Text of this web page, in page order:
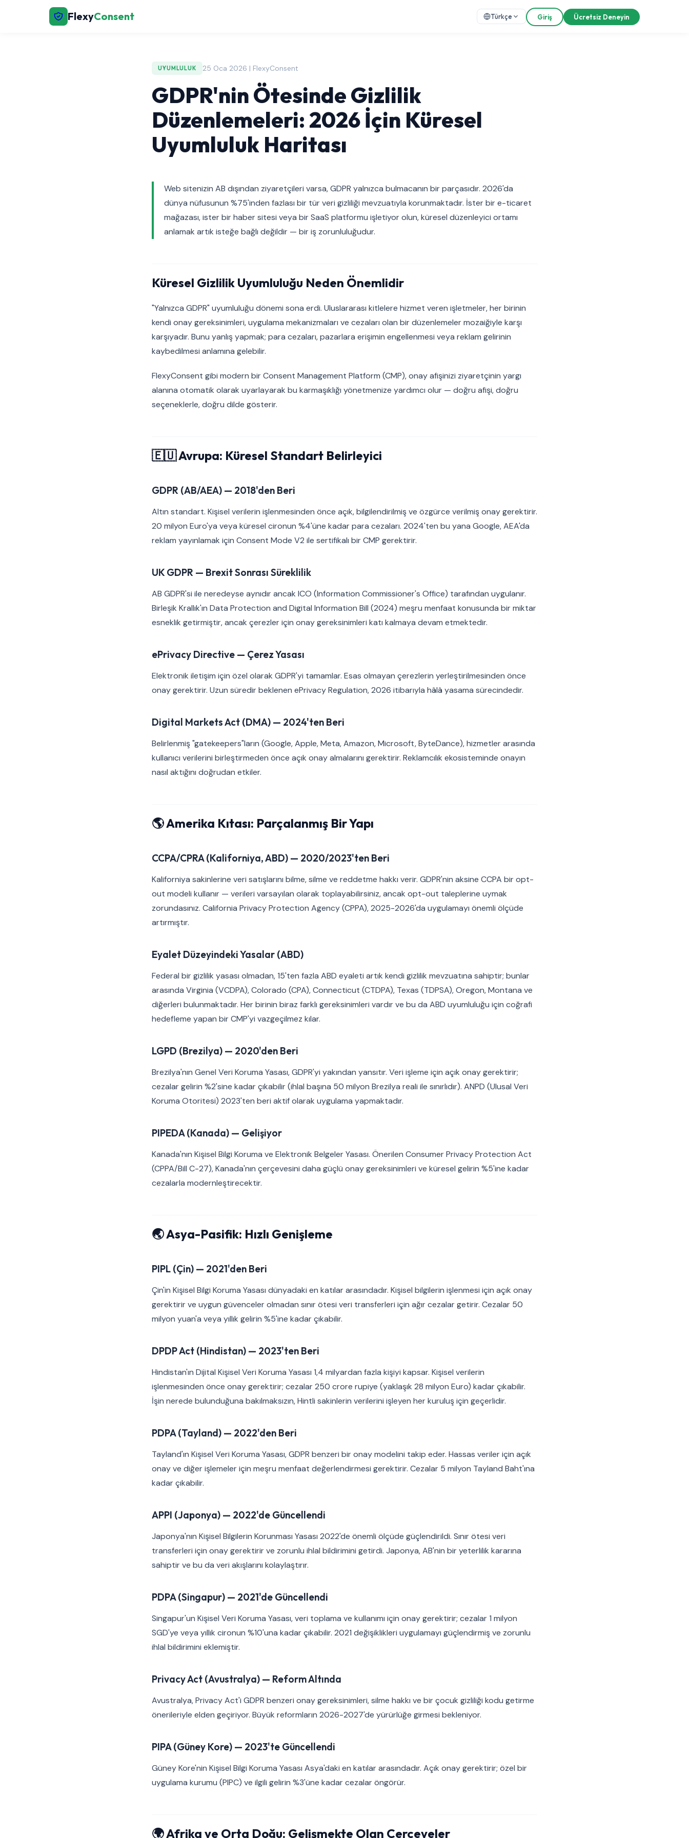
FlexyConsent Türkçe Giriş Ücretsiz Deneyin
UYUMLULUK 25 Oca 2026 | FlexyConsent
GDPR'nin Ötesinde Gizlilik
Düzenlemeleri: 2026 İçin Küresel
Uyumluluk Haritası
Web sitenizin AB dışından ziyaretçileri varsa, GDPR yalnızca bulmacanın bir parçasıdır. 2026'da
dünya nüfusunun %75'inden fazlası bir tür veri gizliliği mevzuatıyla korunmaktadır. İster bir e-ticaret
mağazası, ister bir haber sitesi veya bir SaaS platformu işletiyor olun, küresel düzenleyici ortamı
anlamak artık isteğe bağlı değildir — bir iş zorunluluğudur.
Küresel Gizlilik Uyumluluğu Neden Önemlidir
"Yalnızca GDPR" uyumluluğu dönemi sona erdi. Uluslararası kitlelere hizmet veren işletmeler, her birinin
kendi onay gereksinimleri, uygulama mekanizmaları ve cezaları olan bir düzenlemeler mozaiğiyle karşı
karşıyadır. Bunu yanlış yapmak; para cezaları, pazarlara erişimin engellenmesi veya reklam gelirinin
kaybedilmesi anlamına gelebilir.
FlexyConsent gibi modern bir Consent Management Platform (CMP), onay afişinizi ziyaretçinin yargı
alanına otomatik olarak uyarlayarak bu karmaşıklığı yönetmenize yardımcı olur — doğru afişi, doğru
seçeneklerle, doğru dilde gösterir.
🇪🇺 Avrupa: Küresel Standart Belirleyici
GDPR (AB/AEA) — 2018'den Beri
Altın standart. Kişisel verilerin işlenmesinden önce açık, bilgilendirilmiş ve özgürce verilmiş onay gerektirir.
20 milyon Euro'ya veya küresel cironun %4'üne kadar para cezaları. 2024'ten bu yana Google, AEA'da
reklam yayınlamak için Consent Mode V2 ile sertifikalı bir CMP gerektirir.
UK GDPR — Brexit Sonrası Süreklilik
AB GDPR'si ile neredeyse aynıdır ancak ICO (Information Commissioner's Office) tarafından uygulanır.
Birleşik Krallık'ın Data Protection and Digital Information Bill (2024) meşru menfaat konusunda bir miktar
esneklik getirmiştir, ancak çerezler için onay gereksinimleri katı kalmaya devam etmektedir.
ePrivacy Directive — Çerez Yasası
Elektronik iletişim için özel olarak GDPR'yi tamamlar. Esas olmayan çerezlerin yerleştirilmesinden önce
onay gerektirir. Uzun süredir beklenen ePrivacy Regulation, 2026 itibarıyla hâlâ yasama sürecindedir.
Digital Markets Act (DMA) — 2024'ten Beri
Belirlenmiş "gatekeepers"ların (Google, Apple, Meta, Amazon, Microsoft, ByteDance), hizmetler arasında
kullanıcı verilerini birleştirmeden önce açık onay almalarını gerektirir. Reklamcılık ekosisteminde onayın
nasıl aktığını doğrudan etkiler.
🌎 Amerika Kıtası: Parçalanmış Bir Yapı
CCPA/CPRA (Kaliforniya, ABD) — 2020/2023'ten Beri
Kaliforniya sakinlerine veri satışlarını bilme, silme ve reddetme hakkı verir. GDPR'nin aksine CCPA bir opt-
out modeli kullanır — verileri varsayılan olarak toplayabilirsiniz, ancak opt-out taleplerine uymak
zorundasınız. California Privacy Protection Agency (CPPA), 2025-2026'da uygulamayı önemli ölçüde
artırmıştır.
Eyalet Düzeyindeki Yasalar (ABD)
Federal bir gizlilik yasası olmadan, 15'ten fazla ABD eyaleti artık kendi gizlilik mevzuatına sahiptir; bunlar
arasında Virginia (VCDPA), Colorado (CPA), Connecticut (CTDPA), Texas (TDPSA), Oregon, Montana ve
diğerleri bulunmaktadır. Her birinin biraz farklı gereksinimleri vardır ve bu da ABD uyumluluğu için coğrafi
hedefleme yapan bir CMP'yi vazgeçilmez kılar.
LGPD (Brezilya) — 2020'den Beri
Brezilya'nın Genel Veri Koruma Yasası, GDPR'yi yakından yansıtır. Veri işleme için açık onay gerektirir;
cezalar gelirin %2'sine kadar çıkabilir (ihlal başına 50 milyon Brezilya reali ile sınırlıdır). ANPD (Ulusal Veri
Koruma Otoritesi) 2023'ten beri aktif olarak uygulama yapmaktadır.
PIPEDA (Kanada) — Gelişiyor
Kanada'nın Kişisel Bilgi Koruma ve Elektronik Belgeler Yasası. Önerilen Consumer Privacy Protection Act
(CPPA/Bill C-27), Kanada'nın çerçevesini daha güçlü onay gereksinimleri ve küresel gelirin %5'ine kadar
cezalarla modernleştirecektir.
🌏 Asya-Pasifik: Hızlı Genişleme
PIPL (Çin) — 2021'den Beri
Çin'in Kişisel Bilgi Koruma Yasası dünyadaki en katılar arasındadır. Kişisel bilgilerin işlenmesi için açık onay
gerektirir ve uygun güvenceler olmadan sınır ötesi veri transferleri için ağır cezalar getirir. Cezalar 50
milyon yuan'a veya yıllık gelirin %5'ine kadar çıkabilir.
DPDP Act (Hindistan) — 2023'ten Beri
Hindistan'ın Dijital Kişisel Veri Koruma Yasası 1,4 milyardan fazla kişiyi kapsar. Kişisel verilerin
işlenmesinden önce onay gerektirir; cezalar 250 crore rupiye (yaklaşık 28 milyon Euro) kadar çıkabilir.
İşin nerede bulunduğuna bakılmaksızın, Hintli sakinlerin verilerini işleyen her kuruluş için geçerlidir.
PDPA (Tayland) — 2022'den Beri
Tayland'ın Kişisel Veri Koruma Yasası, GDPR benzeri bir onay modelini takip eder. Hassas veriler için açık
onay ve diğer işlemeler için meşru menfaat değerlendirmesi gerektirir. Cezalar 5 milyon Tayland Baht'ına
kadar çıkabilir.
APPI (Japonya) — 2022'de Güncellendi
Japonya'nın Kişisel Bilgilerin Korunması Yasası 2022'de önemli ölçüde güçlendirildi. Sınır ötesi veri
transferleri için onay gerektirir ve zorunlu ihlal bildirimini getirdi. Japonya, AB'nin bir yeterlilik kararına
sahiptir ve bu da veri akışlarını kolaylaştırır.
PDPA (Singapur) — 2021'de Güncellendi
Singapur'un Kişisel Veri Koruma Yasası, veri toplama ve kullanımı için onay gerektirir; cezalar 1 milyon
SGD'ye veya yıllık cironun %10'una kadar çıkabilir. 2021 değişiklikleri uygulamayı güçlendirmiş ve zorunlu
ihlal bildirimini eklemiştir.
Privacy Act (Avustralya) — Reform Altında
Avustralya, Privacy Act'i GDPR benzeri onay gereksinimleri, silme hakkı ve bir çocuk gizliliği kodu getirme
önerileriyle elden geçiriyor. Büyük reformların 2026-2027'de yürürlüğe girmesi bekleniyor.
PIPA (Güney Kore) — 2023'te Güncellendi
Güney Kore'nin Kişisel Bilgi Koruma Yasası Asya'daki en katılar arasındadır. Açık onay gerektirir; özel bir
uygulama kurumu (PIPC) ve ilgili gelirin %3'üne kadar cezalar öngörür.
🌍 Afrika ve Orta Doğu: Gelişmekte Olan Çerçeveler